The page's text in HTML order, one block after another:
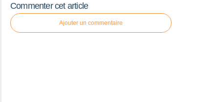
Commenter cet article
Ajouter un commentaire